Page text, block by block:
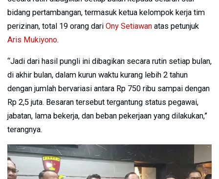
bidang pertambangan, termasuk ketua kelompok kerja tim
perizinan, total 19 orang dari Ony Setiawan atas petunjuk
Aris Mukiyono.
“Jadi dari hasil pungli ini dibagikan secara rutin setiap bulan,
di akhir bulan, dalam kurun waktu kurang lebih 2 tahun
dengan jumlah bervariasi antara Rp 750 ribu sampai dengan
Rp 2,5 juta. Besaran tersebut tergantung status pegawai,
jabatan, lama bekerja, dan beban pekerjaan yang dilakukan,”
terangnya.